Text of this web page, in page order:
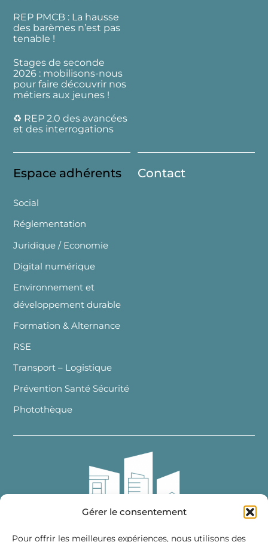
Gérer le consentement
Pour offrir les meilleures expériences, nous utilisons des
REP PMCB : La hausse
des barèmes n’est pas
tenable !
Stages de seconde
2026 : mobilisons-nous
pour faire découvrir nos
métiers aux jeunes !
♻️ REP 2.0 des avancées
et des interrogations
Espace adhérents
Social
Réglementation
Juridique / Economie
Digital numérique
Environnement et
développement durable
Formation & Alternance
RSE
Transport – Logistique
Prévention Santé Sécurité
Photothèque
Contact